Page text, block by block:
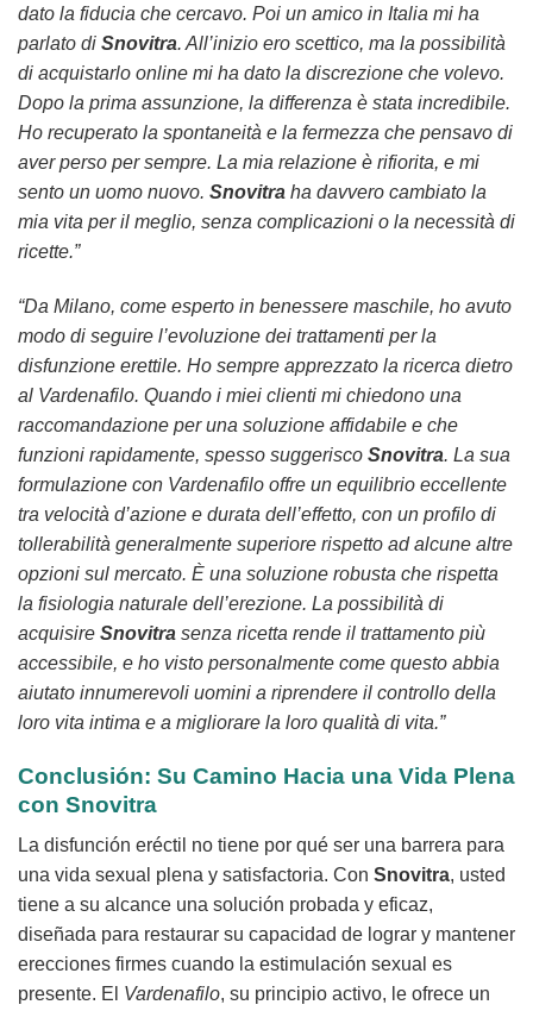
dato la fiducia che cercavo. Poi un amico in Italia mi ha
parlato di Snovitra. All’inizio ero scettico, ma la possibilità
di acquistarlo online mi ha dato la discrezione che volevo.
Dopo la prima assunzione, la differenza è stata incredibile.
Ho recuperato la spontaneità e la fermezza che pensavo di
aver perso per sempre. La mia relazione è rifiorita, e mi
sento un uomo nuovo. Snovitra ha davvero cambiato la
mia vita per il meglio, senza complicazioni o la necessità di
ricette.”
“Da Milano, come esperto in benessere maschile, ho avuto
modo di seguire l’evoluzione dei trattamenti per la
disfunzione erettile. Ho sempre apprezzato la ricerca dietro
al Vardenafilo. Quando i miei clienti mi chiedono una
raccomandazione per una soluzione affidabile e che
funzioni rapidamente, spesso suggerisco Snovitra. La sua
formulazione con Vardenafilo offre un equilibrio eccellente
tra velocità d’azione e durata dell’effetto, con un profilo di
tollerabilità generalmente superiore rispetto ad alcune altre
opzioni sul mercato. È una soluzione robusta che rispetta
la fisiologia naturale dell’erezione. La possibilità di
acquisire Snovitra senza ricetta rende il trattamento più
accessibile, e ho visto personalmente come questo abbia
aiutato innumerevoli uomini a riprendere il controllo della
loro vita intima e a migliorare la loro qualità di vita.”
Conclusión: Su Camino Hacia una Vida Plena
con Snovitra
La disfunción eréctil no tiene por qué ser una barrera para
una vida sexual plena y satisfactoria. Con Snovitra, usted
tiene a su alcance una solución probada y eficaz,
diseñada para restaurar su capacidad de lograr y mantener
erecciones firmes cuando la estimulación sexual es
presente. El Vardenafilo, su principio activo, le ofrece un